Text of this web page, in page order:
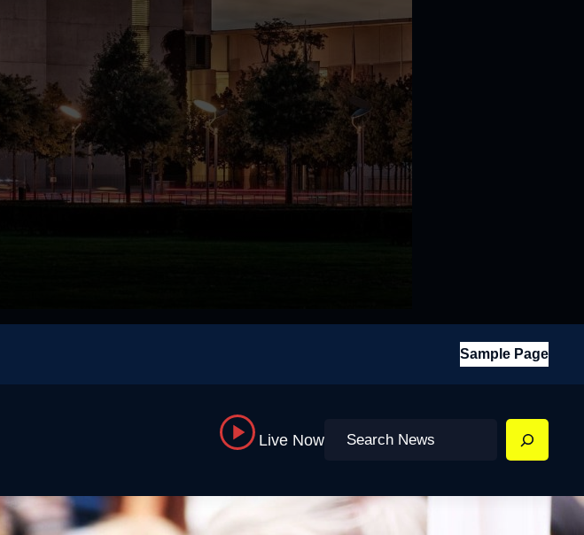
Sample Page
Live Now Search